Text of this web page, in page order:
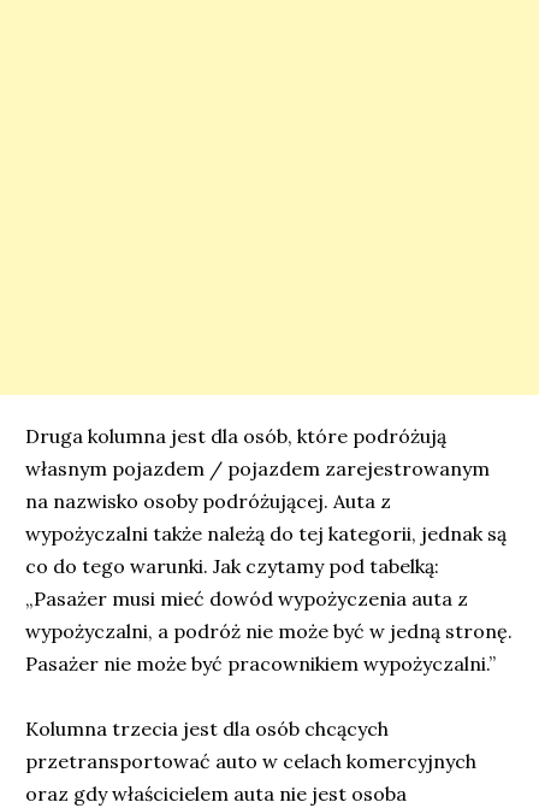
Druga kolumna jest dla osób, które podróżują
własnym pojazdem / pojazdem zarejestrowanym
na nazwisko osoby podróżującej. Auta z
wypożyczalni także należą do tej kategorii, jednak są
co do tego warunki. Jak czytamy pod tabelką:
„Pasażer musi mieć dowód wypożyczenia auta z
wypożyczalni, a podróż nie może być w jedną stronę.
Pasażer nie może być pracownikiem wypożyczalni.”
Kolumna trzecia jest dla osób chcących
przetransportować auto w celach komercyjnych
oraz gdy właścicielem auta nie jest osoba